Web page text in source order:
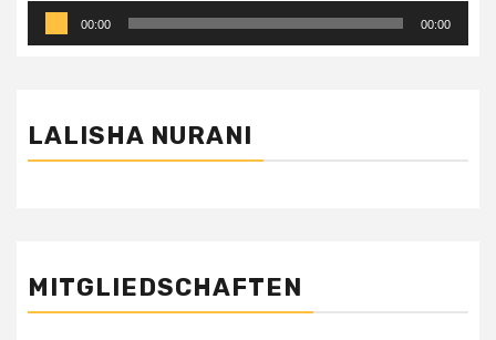
Audio-
Player
00:00 00:00
LALISHA NURANI
MITGLIEDSCHAFTEN